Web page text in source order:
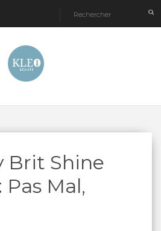
Brit Shine
Mal,